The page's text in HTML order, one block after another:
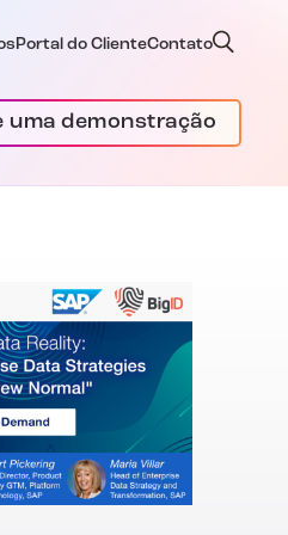
Portal do ClienteContato
uma demonstração